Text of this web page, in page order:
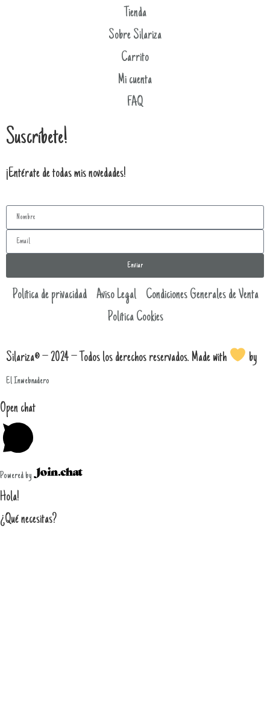
Tienda
Sobre Silariza
Carrito
Mi cuenta
FAQ
Suscríbete!
¡Entérate de todas mis novedades!
Enviar
Política de privacidad Aviso Legal
Condiciones Generales de Venta
Política Cookies
Silariza® – 2024 – Todos los derechos reservados. Made with by
El Inwebnadero
Open chat
Powered by
Hola!
¿Qué necesitas?